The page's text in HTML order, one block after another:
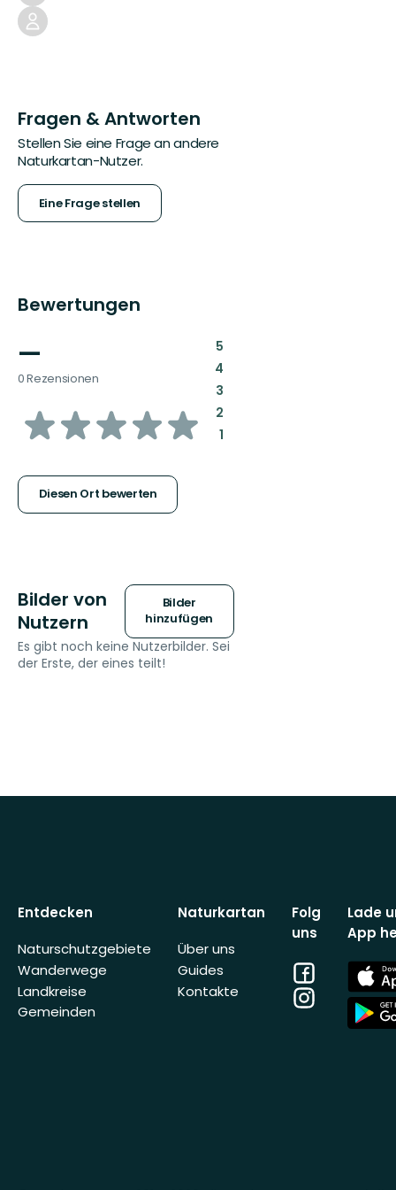
Fragen & Antworten
Stellen Sie eine Frage an andere
Naturkartan-Nutzer.
Eine Frage stellen
Bewertungen
—
0 Rezensionen
von
Sternen
Diesen Ort bewerten
5:
4:
3:
2:
1:
Bilder von
Nutzern
Bilder
hinzufügen
Es gibt noch keine Nutzerbilder. Sei
der Erste, der eines teilt!
Entdecken
Naturschutzgebiete
Wanderwege
Landkreise
Gemeinden
Naturkartan
Über uns
Guides
Kontakte
Folg
uns
Facebook
Instagram
Lade
App
App
Store
App
Store